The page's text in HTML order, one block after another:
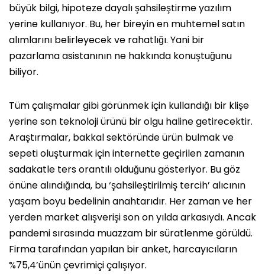
büyük bilgi, hipoteze dayalı şahsileştirme yazılım
yerine kullanıyor. Bu, her bireyin en muhtemel satın
alımlarını belirleyecek ve rahatlığı. Yani bir
pazarlama asistanının ne hakkında konuştuğunu
biliyor.
Tüm çalışmalar gibi görünmek için kullandığı bir klişe
yerine son teknoloji ürünü bir olgu haline getirecektir.
Araştırmalar, bakkal sektöründe ürün bulmak ve
sepeti oluşturmak için internette geçirilen zamanın
sadakatle ters orantılı olduğunu gösteriyor. Bu göz
önüne alındığında, bu ‘şahsileştirilmiş tercih’ alıcının
yaşam boyu bedelinin anahtarıdır. Her zaman ve her
yerden market alışverişi son on yılda arkasıydı. Ancak
pandemi sırasında muazzam bir süratlenme görüldü.
Firma tarafından yapılan bir anket, harcayıcıların
%75,4’ünün çevrimiçi çalışıyor.